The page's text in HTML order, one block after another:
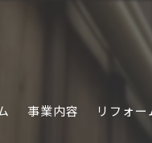
事業内容 リフォー